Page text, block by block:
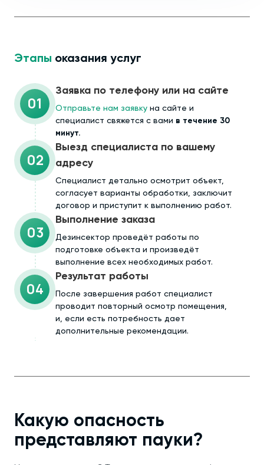
Этапы оказания услуг
01
Заявка по телефону или на сайте
Отправьте нам заявку на сайте и
специалист свяжется с вами в течение 30
минут.
02
Выезд специалиста по вашему
адресу
Cпециалист детально осмотрит объект,
согласует варианты обработки, заключит
договор и приступит к выполнению работ.
03
Выполнение заказа
Дезинсектор проведёт работы по
подготовке объекта и произведёт
выполнение всех необходимых работ.
04
Результат работы
После завершения работ специалист
проводит повторный осмотр помещения,
и, если есть потребность дает
дополнительные рекомендации.
Какую опасность
представляют пауки?